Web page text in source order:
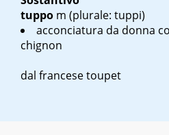
tuppo m (plurale: tuppi)
acconciatura da donna
chignon
dal francesetoupet